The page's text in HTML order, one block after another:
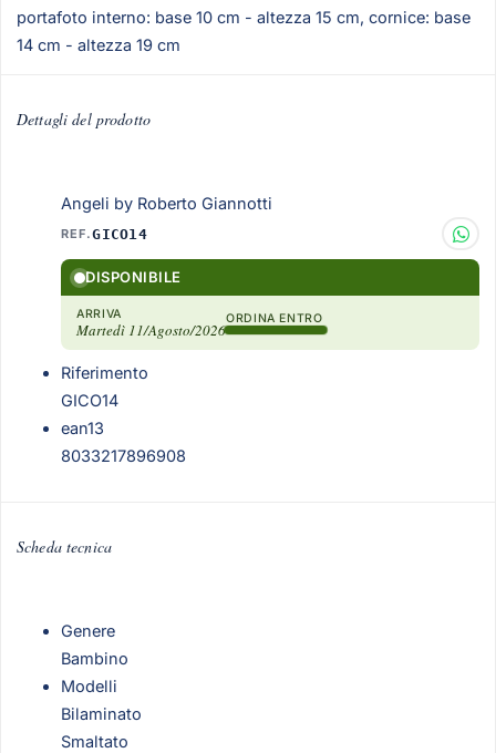
portafoto interno: base 10 cm - altezza 15 cm, cornice: base
14 cm - altezza 19 cm
Dettagli del prodotto
Angeli by Roberto Giannotti
REF.GICO14
DISPONIBILE
ARRIVA
Martedì 11/Agosto/2026
ORDINA ENTRO
Riferimento
GICO14
ean13
8033217896908
Scheda tecnica
Genere
Bambino
Modelli
Bilaminato
Smaltato